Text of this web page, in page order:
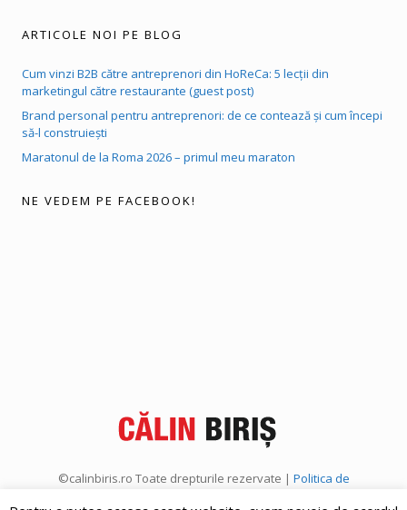
ARTICOLE NOI PE BLOG
Cum vinzi B2B către antreprenori din HoReCa: 5 lecții din
marketingul către restaurante (guest post)
Brand personal pentru antreprenori: de ce contează și cum începi
să-l construiești
Maratonul de la Roma 2026 – primul meu maraton
NE VEDEM PE FACEBOOK!
©calinbiris.ro Toate drepturile rezervate | Politica de